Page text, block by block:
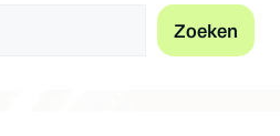
Zoeken